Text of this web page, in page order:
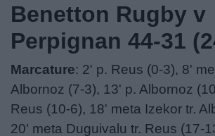
Benetton Rugby v
Perpignan 44-31
Marcature: 2' p. Reus (0-3), 8'
Albornoz (7-3), 13' p. Albornoz
Reus (10-6), 18' meta Izekor tr.
20' meta Duguivalu tr. Reus (17-